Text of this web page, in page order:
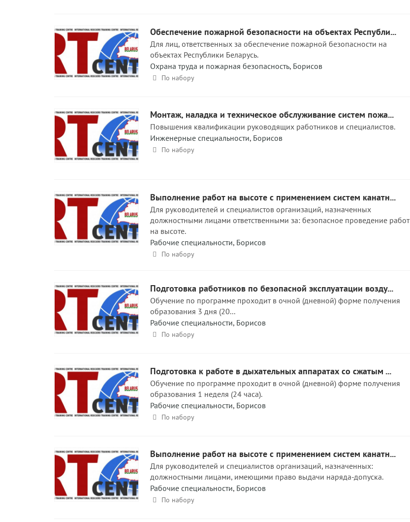
Обеспечение пожарной безопасности на объектах Республи...
Для лиц, ответственных за обеспечение пожарной безопасности на
объектах Республики Беларусь.
Охрана труда и пожарная безопасность, Борисов
По набору
Монтаж, наладка и техническое обслуживание систем пожа...
Повышения квалификации руководящих работников и специалистов.
Инженерные специальности, Борисов
По набору
Выполнение работ на высоте с применением систем канатн...
Для руководителей и специалистов организаций, назначенных
должностными лицами ответственными за: безопасное проведение работ
на высоте.
Рабочие специальности, Борисов
По набору
Подготовка работников по безопасной эксплуатации возду...
Обучение по программе проходит в очной (дневной) форме получения
образования 3 дня (20...
Рабочие специальности, Борисов
По набору
Подготовка к работе в дыхательных аппаратах со сжатым ...
Обучение по программе проходит в очной (дневной) форме получения
образования 1 неделя (24 часа).
Рабочие специальности, Борисов
По набору
Выполнение работ на высоте с применением систем канатн...
Для руководителей и специалистов организаций, назначенных:
должностными лицами, имеющими право выдачи наряда-допуска.
Рабочие специальности, Борисов
По набору